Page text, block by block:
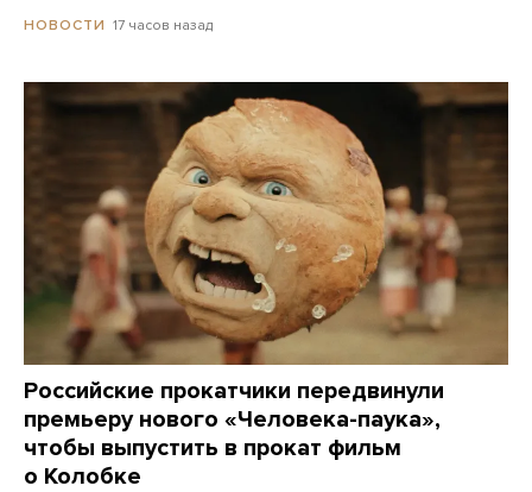
НОВОСТИ 17 часов назад
Российские прокатчики передвинули
премьеру нового «Человека-паука»,
чтобы выпустить в прокат фильм
о Колобке